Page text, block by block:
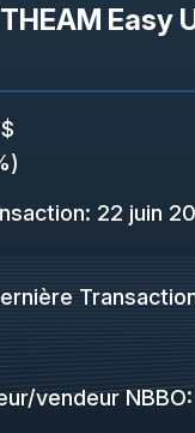
Easy
)
: 22 juin
vendeur NBBO: